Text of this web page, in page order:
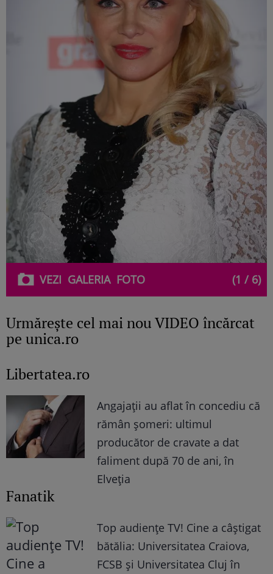
VEZI GALERIAFOTO (1 / 6)
Urmăreşte cel mai nou VIDEO încărcat
pe unica.ro
Libertatea.ro
Angajații au aflat în concediu că
rămân șomeri: ultimul
producător de cravate a dat
faliment după 70 de ani, în
Elveția
Fanatik
Top audienţe TV! Cine a câştigat
bătălia: Universitatea Craiova,
FCSB şi Universitatea Cluj în